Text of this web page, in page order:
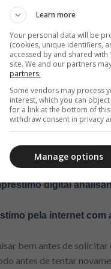
positivos ao
em curto prazo
cartão em um curto
e muitas
online de forma
digital
pela internet com
bem antes de
antes de tentar
Learn more
Your personal data will be
(cookies, unique identifiers,
accessed by and shared
site. We and our partners
partners.
Some vendors may process
interest, which you can
for a link at the bottom of
withdraw consent in privacy
Manage options